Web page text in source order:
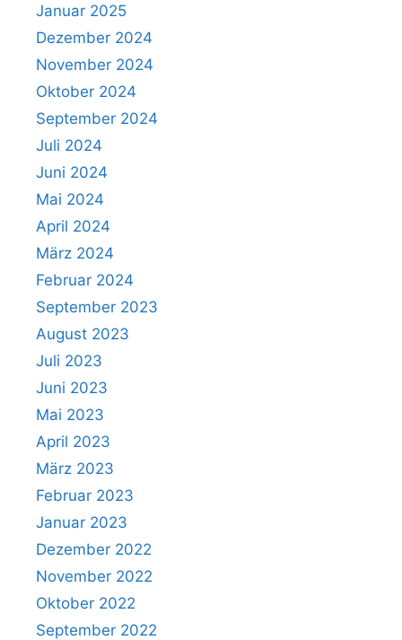
Januar 2025
Dezember 2024
November 2024
Oktober 2024
September 2024
Juli 2024
Juni 2024
Mai 2024
April 2024
März 2024
Februar 2024
September 2023
August 2023
Juli 2023
Juni 2023
Mai 2023
April 2023
März 2023
Februar 2023
Januar 2023
Dezember 2022
November 2022
Oktober 2022
September 2022